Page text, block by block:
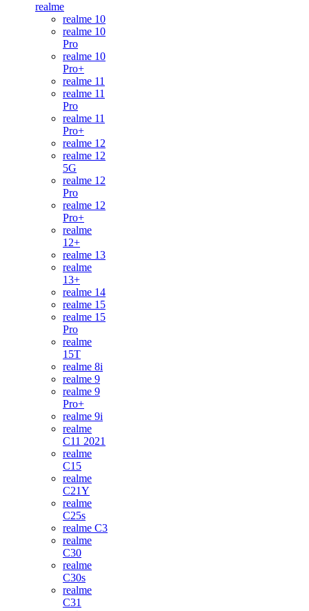
realme
realme 10
realme 10
Pro
realme 10
Pro+
realme 11
realme 11
Pro
realme 11
Pro+
realme 12
realme 12
5G
realme 12
Pro
realme 12
Pro+
realme
12+
realme 13
realme
13+
realme 14
realme 15
realme 15
Pro
realme
15T
realme 8i
realme 9
realme 9
Pro+
realme 9i
realme
C11 2021
realme
C15
realme
C21Y
realme
C25s
realme C3
realme
C30
realme
C30s
realme
C31